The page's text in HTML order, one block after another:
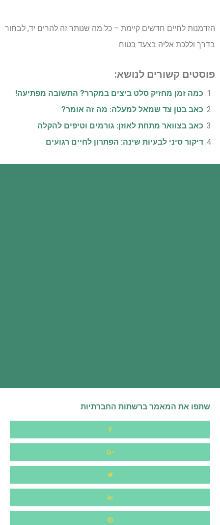
הזדמנות לחיים חדשים קיימת – כל מה שנותר זה להרים יד, לבחור
בדרך וללכת אליה בצעד בטוח.
פוסטים קשורים לנושא:
כמה זמן מחזיק סלט ביצים במקרר? התשובה מפתיעה!
כאב בטן צד שמאל למעלה: מה זה אומר?
כאב בצוואר מתחת לאוזן: גורמים וטיפים להקלה
דיקור סיני לבעיות שינה: הפתרון לחיים רגועים
שתפו את המאמר ברשתות החברתיות